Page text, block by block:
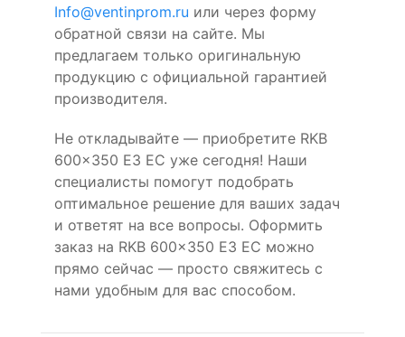
Info@ventinprom.ru или через форму
обратной связи на сайте. Мы
предлагаем только оригинальную
продукцию с официальной гарантией
производителя.
Не откладывайте — приобретите RKB
600x350 E3 EC уже сегодня! Наши
специалисты помогут подобрать
оптимальное решение для ваших задач
и ответят на все вопросы. Оформить
заказ на RKB 600x350 E3 EC можно
прямо сейчас — просто свяжитесь с
нами удобным для вас способом.